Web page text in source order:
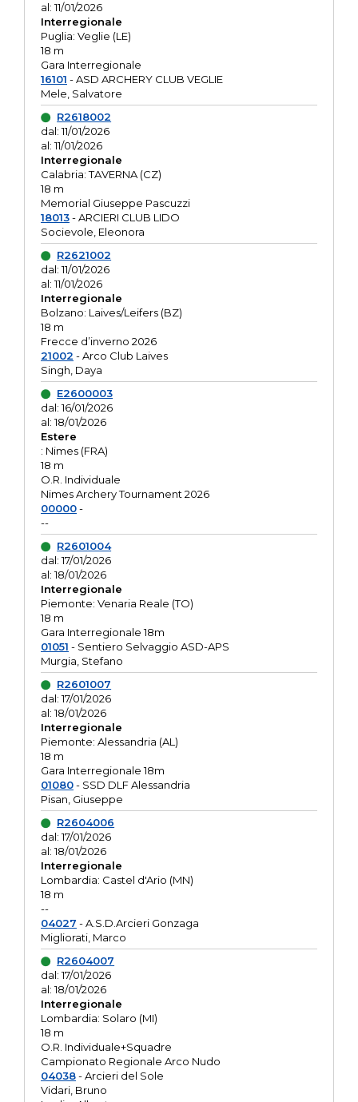
al: 11/01/2026
Interregionale
Puglia: Veglie (LE)
18 m
Gara Interregionale
16101 - ASD ARCHERY CLUB VEGLIE
Mele, Salvatore
R2618002
dal: 11/01/2026
al: 11/01/2026
Interregionale
Calabria: TAVERNA (CZ)
18 m
Memorial Giuseppe Pascuzzi
18013- ARCIERI CLUB LIDO
Socievole, Eleonora
R2621002
dal: 11/01/2026
al: 11/01/2026
Interregionale
Bolzano: Laives/Leifers (BZ)
18 m
Frecce d’inverno 2026
21002 - Arco Club Laives
Singh, Daya
E2600003
dal: 16/01/2026
al: 18/01/2026
Estere
: Nimes (FRA)
18 m
O.R. Individuale
Nimes Archery Tournament 2026
00000-
--
R2601004
dal: 17/01/2026
al: 18/01/2026
Interregionale
Piemonte: Venaria Reale (TO)
18 m
Gara Interregionale 18m
01051 - Sentiero Selvaggio ASD-APS
Murgia, Stefano
R2601007
dal: 17/01/2026
al: 18/01/2026
Interregionale
Piemonte: Alessandria (AL)
18 m
Gara Interregionale 18m
01080- SSD DLF Alessandria
Pisan, Giuseppe
R2604006
dal: 17/01/2026
al: 18/01/2026
Interregionale
Lombardia: Castel d'Ario (MN)
18 m
--
04027 - A.S.D.Arcieri Gonzaga
Migliorati, Marco
R2604007
dal: 17/01/2026
al: 18/01/2026
Interregionale
Lombardia: Solaro (MI)
18 m
O.R. Individuale+Squadre
Campionato Regionale Arco Nudo
04038- Arcieri del Sole
Vidari, Bruno